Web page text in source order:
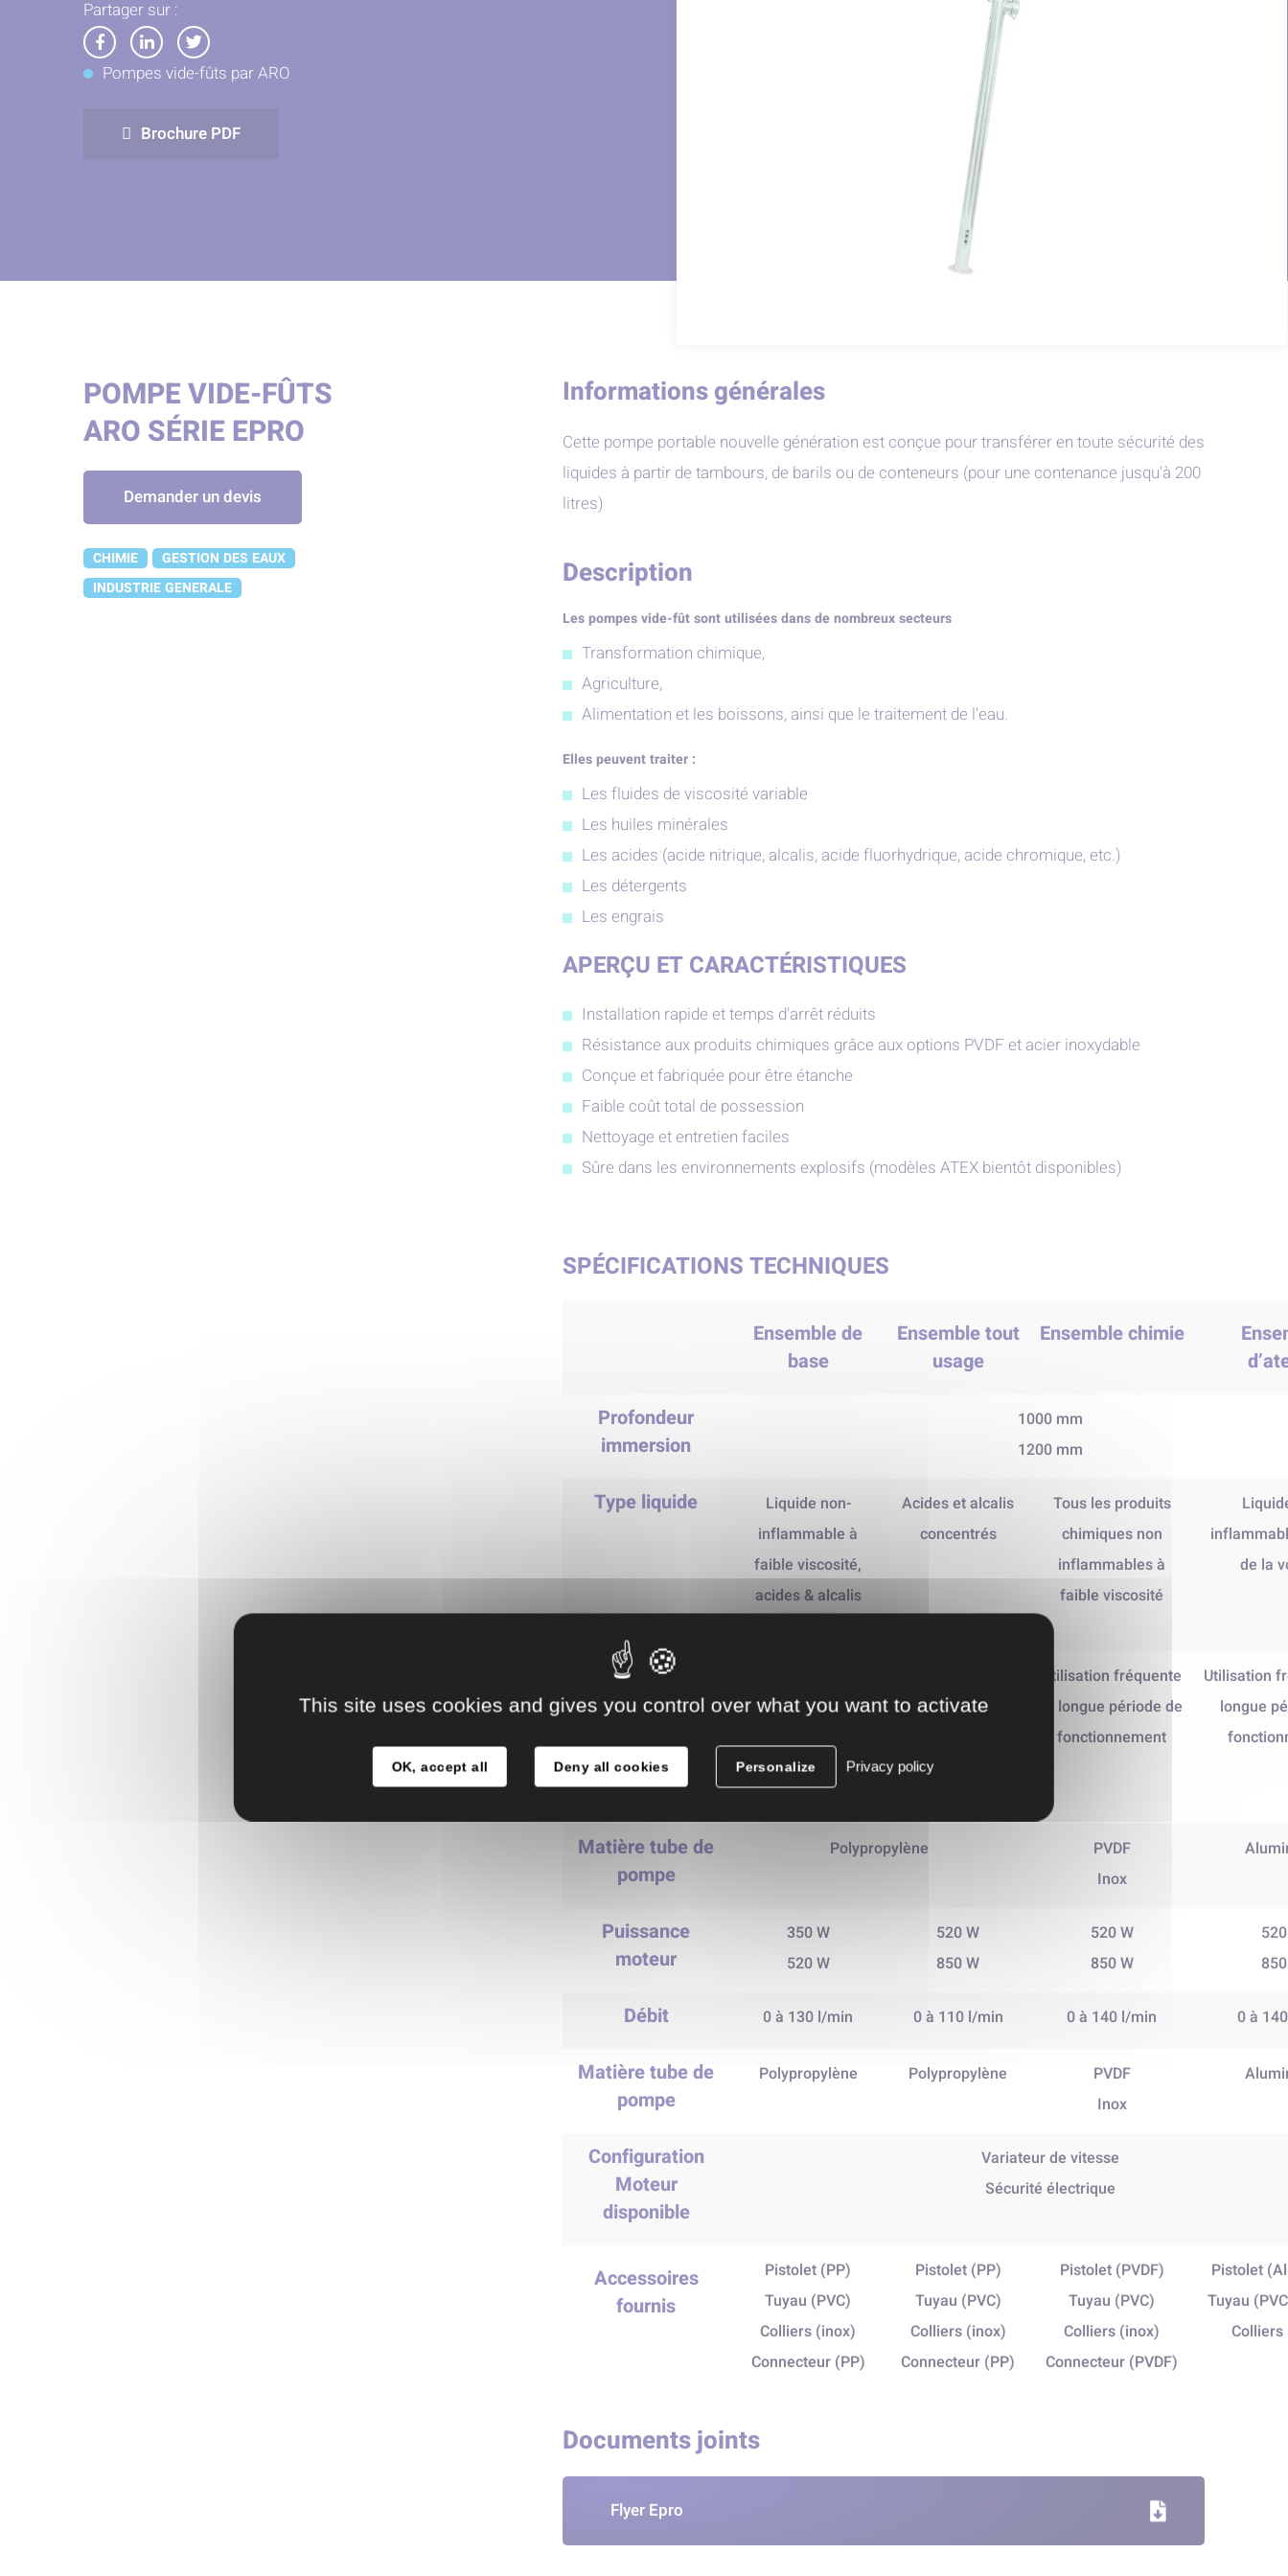
Partager sur :
Partager
sur
Partager
sur
Partager
sur
Pompes vide-fûts par ARO
Brochure PDF
POMPE VIDE-FÛTS
ARO SÉRIE EPRO
Demander un devis
CHIMIE
GESTION DES EAUX
INDUSTRIE GENERALE
Informations générales
Cette pompe portable nouvelle génération est conçue pour transférer en toute sécurité des
liquides à partir de tambours, de barils ou de conteneurs (pour une contenance jusqu'à 200
litres)
Description
Les pompes vide-fût sont utilisées dans de nombreux secteurs
Transformation chimique,
Agriculture,
Alimentation et les boissons, ainsi que le traitement de l'eau.
Elles peuvent traiter :
Les fluides de viscosité variable
Les huiles minérales
Les acides (acide nitrique, alcalis, acide fluorhydrique, acide chromique, etc.)
Les détergents
Les engrais
APERÇU ET CARACTÉRISTIQUES
Installation rapide et temps d'arrêt réduits
Résistance aux produits chimiques grâce aux options PVDF et acier inoxydable
Conçue et fabriquée pour être étanche
Faible coût total de possession
Nettoyage et entretien faciles
Sûre dans les environnements explosifs (modèles ATEX bientôt disponibles)
SPÉCIFICATIONS TECHNIQUES
Ensemble de
base
Ensemble tout
usage
Ensemble chimie
Profondeur
immersion
1000 mm
1200 mm
Type liquide
Liquide non-
inflammable à
faible viscosité,
acides & alcalis
Acides et alcalis
concentrés
Tous les produits
chimiques non
inflammables à
faible viscosité
de la
Type utilisation
temporaire
inflammables, à
fréquente et
Utilisation fréquente
et longue période de
fonctionnement
Utilisation
longue
Matière tube de
pompe
Polypropylène
PVDF
Inox
Puissance
moteur
350 W
520 W
520 W
850 W
520 W
850 W
Débit 0 à 130 l/min 0 à 110 l/min 0 à 140 l/min 0 à
Matière tube de
pompe
Polypropylène Polypropylène
PVDF
Inox
Configuration
Moteur
disponible
Variateur de vitesse
Sécurité électrique
Accessoires
fournis
Pistolet (PP)
Tuyau (PVC)
Colliers (inox)
Connecteur (PP)
Pistolet (PP)
Tuyau (PVC)
Colliers (inox)
Connecteur (PP)
Pistolet (PVDF)
Tuyau (PVC)
Colliers (inox)
Connecteur (PVDF)
Pistolet
Tuyau
Documents joints
Flyer Epro
This site uses cookies and gives you control over what you want to activate
OK, accept all Deny all cookies Personalize Privacy policy